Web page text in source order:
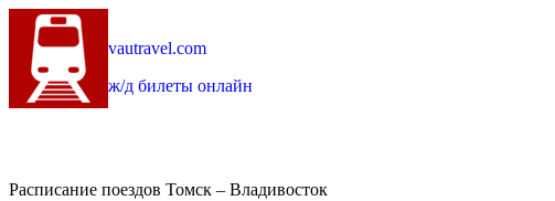
vautravel.com
ж/д билеты онлайн
Расписание поездов Томск – Владивосток